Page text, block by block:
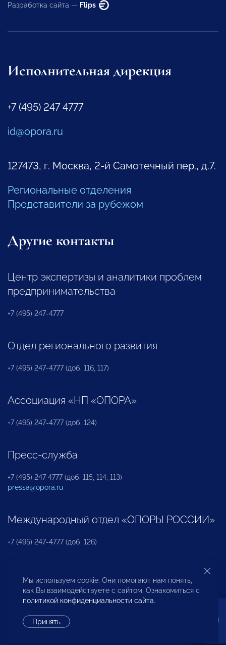
Разработка сайта — Flips
Исполнительная дирекция
+7 (495) 247 4777
id@opora.ru
127473, г. Москва, 2-й Самотечный пер., д.7.
Региональные отделения
Представители за рубежом
Другие контакты
Центр экспертизы и аналитики проблем
предпринимательства
+7 (495) 247-4777
Отдел регионального развития
+7 (495) 247-4777 (доб. 116, 117)
Ассоциация «НП «ОПОРА»
+7 (495) 247-4777 (доб. 124)
Пресс-служба
+7 (495) 247 4777 (доб. 115, 114, 113)
pressa@opora.ru
Международный отдел «ОПОРЫ РОССИИ»
+7 (495) 247-4777 (доб. 126)
Бюро по защите прав предпринимателей и
инвесторов
Мы используем cookie. Они помогают нам понять,
как Вы взаимодействуете с сайтом. Ознакомиться с
политикой конфиденциальности сайта.
Принять